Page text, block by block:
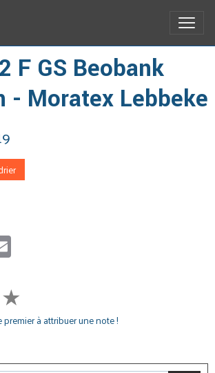
F GS Beobank
- Moratex Lebbeke
★
à attribuer une note !